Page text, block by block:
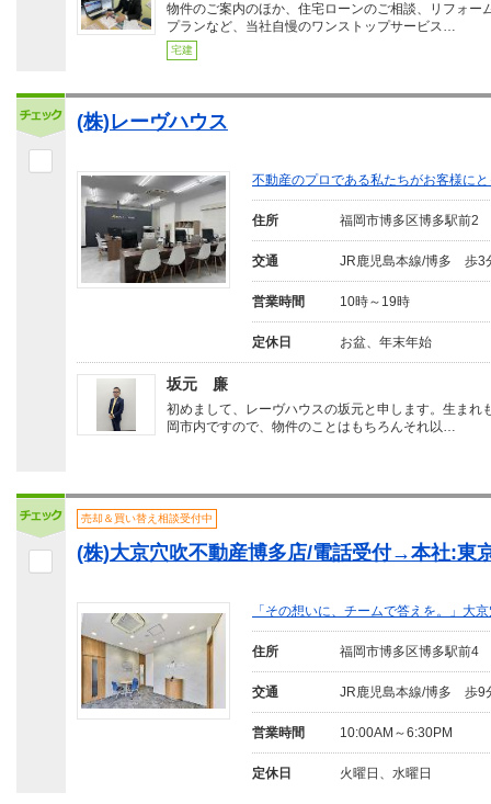
物件のご案内のほか、住宅ローンのご相談、リフォー
プランなど、当社自慢のワンストップサービス…
宅建
(株)レーヴハウス
不動産のプロである私たちがお客様に
住所 福岡市博多区博多駅前2
交通 JR鹿児島本線/博多 歩3
営業時間 10時～19時
定休日 お盆、年末年始
坂元 廉
初めまして、レーヴハウスの坂元と申します。生まれ
岡市内ですので、物件のことはもちろんそれ以…
売却＆買い替え相談受付中
(株)大京穴吹不動産博多店/電話受付→本社:東
「その想いに、チームで答えを。」大
住所 福岡市博多区博多駅前4
交通 JR鹿児島本線/博多 歩9
営業時間 10:00AM～6:30PM
定休日 火曜日、水曜日